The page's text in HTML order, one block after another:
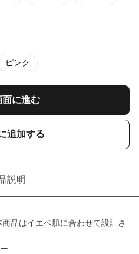
ピンク
面に進む
追加する
説明
商品はイエベ肌に合わせて設計さ